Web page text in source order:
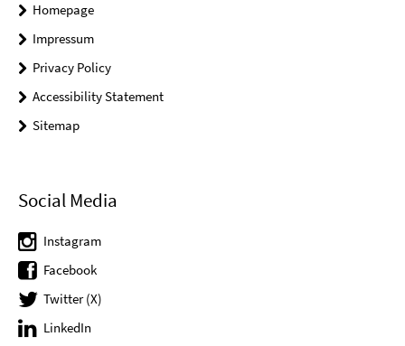
Homepage
Impressum
Privacy Policy
Accessibility Statement
Sitemap
Social Media
Instagram
Facebook
Twitter (X)
LinkedIn